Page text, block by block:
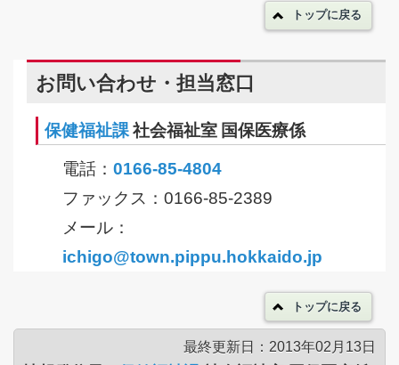
トップに戻る
お問い合わせ・担当窓口
保健福祉課社会福祉室 国保医療係
電話： 0166-85-4804
ファックス：0166-85-2389
メール：
ichigo@town.pippu.hokkaido.jp
トップに戻る
最終更新日：2013年02月13日